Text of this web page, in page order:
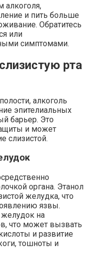
алкоголя,
и пить больше
Обратитесь
или
симптомами.
рта
алкоголь
эпителиальных
барьер. Это
и может
слизистой.
органа. Этанол
желудка, что
язвы.
желудок на
что может вызвать
и развитие
тошноты и